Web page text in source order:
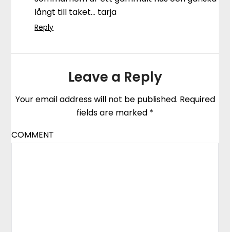
långt till taket… tarja
Reply
Leave a Reply
Your email address will not be published. Required
fields are marked *
COMMENT